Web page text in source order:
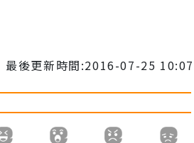
最後更新時間:2016-07-25 10:07